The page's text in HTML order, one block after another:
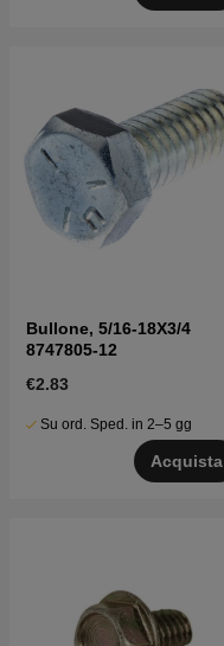
Bullone, 5/16-18X3/4
8747805-12
€2.83
Su ord. Sped. in 2–5 gg
Acquista